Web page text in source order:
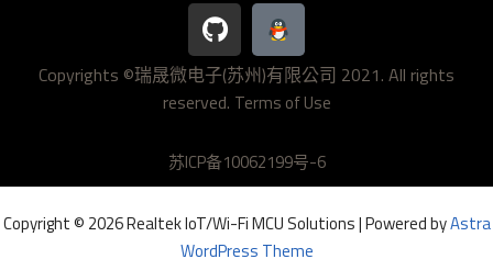
i
t
h
u
Copyrights ©瑞晟微电子(苏州)有限公司 2021. All rights
reserved. Terms of Use
苏ICP备10062199号-6
Copyright © 2026 Realtek IoT/Wi-Fi MCU Solutions | Powered byAstra
WordPress Theme